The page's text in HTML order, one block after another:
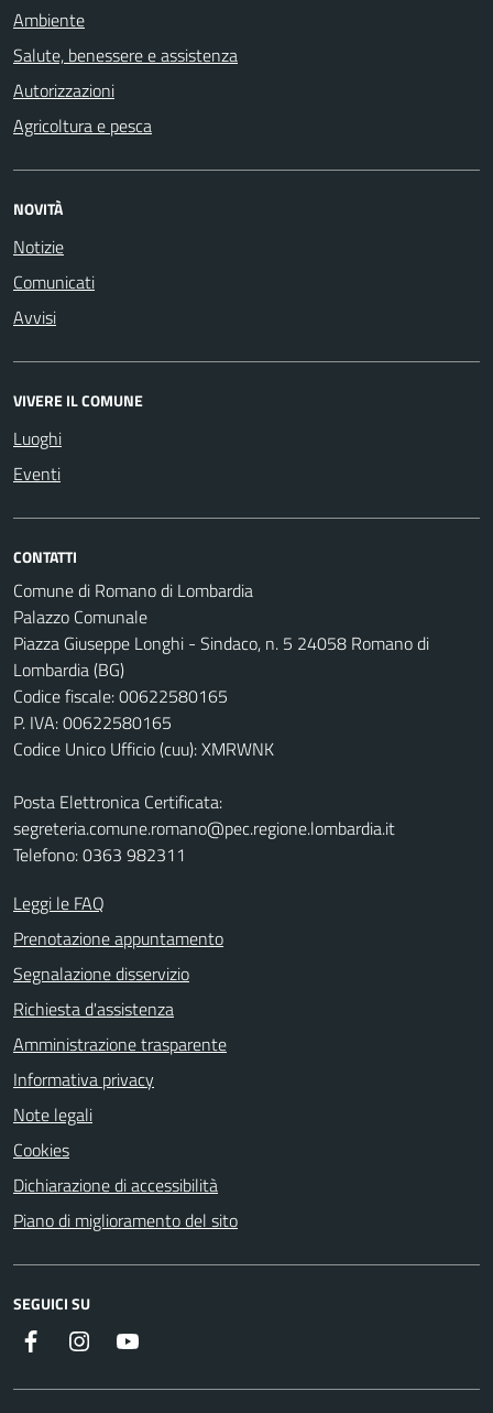
Ambiente
Salute, benessere e assistenza
Autorizzazioni
Agricoltura e pesca
NOVITÀ
Notizie
Comunicati
Avvisi
VIVERE IL COMUNE
Luoghi
Eventi
CONTATTI
Comune di Romano di Lombardia
Palazzo Comunale
Piazza Giuseppe Longhi - Sindaco, n. 5 24058 Romano di
Lombardia (BG)
Codice fiscale: 00622580165
P. IVA: 00622580165
Codice Unico Ufficio (cuu): XMRWNK
Posta Elettronica Certificata:
segreteria.comune.romano@pec.regione.lombardia.it
Telefono: 0363 982311
Leggi le FAQ
Prenotazione appuntamento
Segnalazione disservizio
Richiesta d'assistenza
Amministrazione trasparente
Informativa privacy
Note legali
Cookies
Dichiarazione di accessibilità
Piano di miglioramento del sito
SEGUICI SU
Facebook Instagram